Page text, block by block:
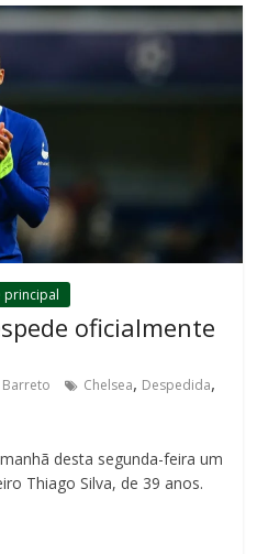
principal
oficialmente
Barreto Chelsea, Despedida,
desta segunda-feira um
Thiago Silva, de 39 anos.